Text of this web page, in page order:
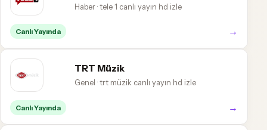
Haber · tele 1 canlı yayın hd izle
Canlı Yayında →
TRT Müzik
Genel · trt müzik canlı yayın hd izle
Canlı Yayında →